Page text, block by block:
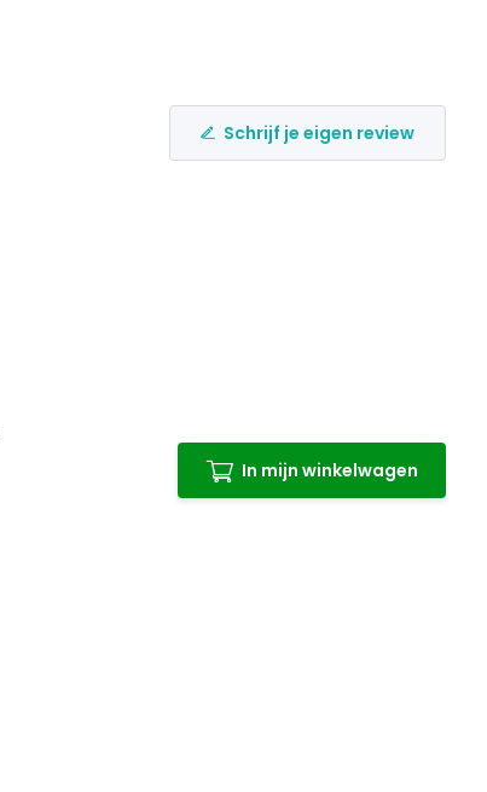
Schrijf je eigen review
In mijn winkelwagen